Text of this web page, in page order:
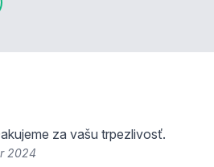
za vašu trpezlivosť.
2024